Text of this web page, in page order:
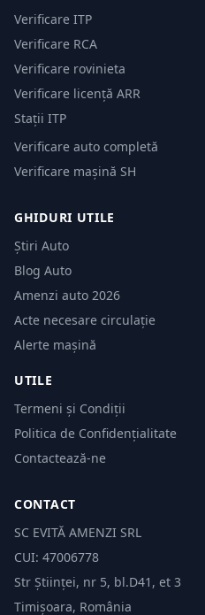
Verificare ITP
Verificare RCA
Verificare rovinieta
Verificare licență ARR
Stații ITP
Verificare auto completă
Verificare mașină SH
GHIDURI UTILE
Știri Auto
Blog Auto
Amenzi auto 2026
Acte necesare circulație
Alerte mașină
UTILE
Termeni și Condiții
Politica de Confidențialitate
Contactează-ne
CONTACT
SC EVITĂ AMENZI SRL
CUI: 47006778
Str Științei, nr 5, bl.D41, et 3
Timișoara, România